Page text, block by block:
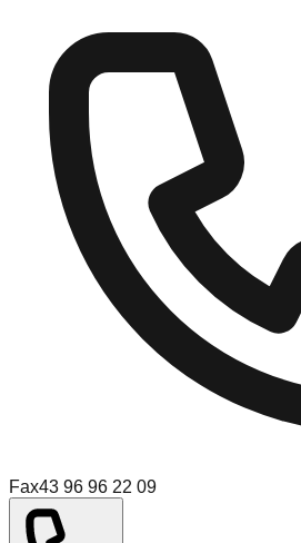
Fax43 96 96 22 09